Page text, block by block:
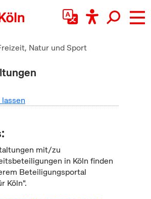
Natur und Sport
mit/zu
in Köln finden
Beteiligungsportal
Köln".